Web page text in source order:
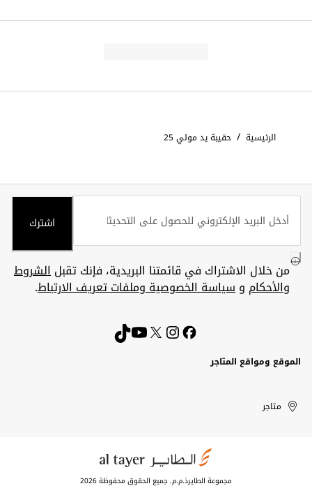
الرئيسية / حقيبة يد مولي 25
اشترك
من خلال الاشتراك في قائمتنا البريدية، فإنك تقبلالشروط
والأحكام وسياسة الخصوصية وملفات تعريف الارتباط.
الموقع ومواقع المتاجر
United
Arab
Kuwait
الإمارات
العربية
الكويت
متاجر
مجموعة الطايرذ.م.م. جميع الحقوق محفوظة 2026